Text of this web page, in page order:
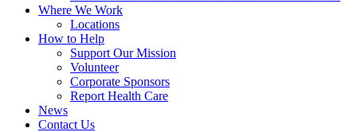
Where We Work
Locations
How to Help
Support Our Mission
Volunteer
Corporate Sponsors
Report Health Care
News
Contact Us